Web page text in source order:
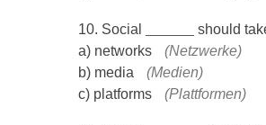
10. Social
should
a) networks
(Netzwerke)
b) media
(Medien)
c) platforms
(Plattformen)